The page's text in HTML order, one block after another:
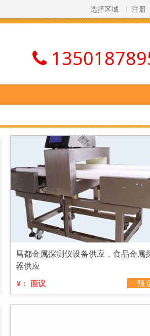
选择区域 注册
昌都金属探测仪设备供应，食品金属
器供应
¥： 面议 预